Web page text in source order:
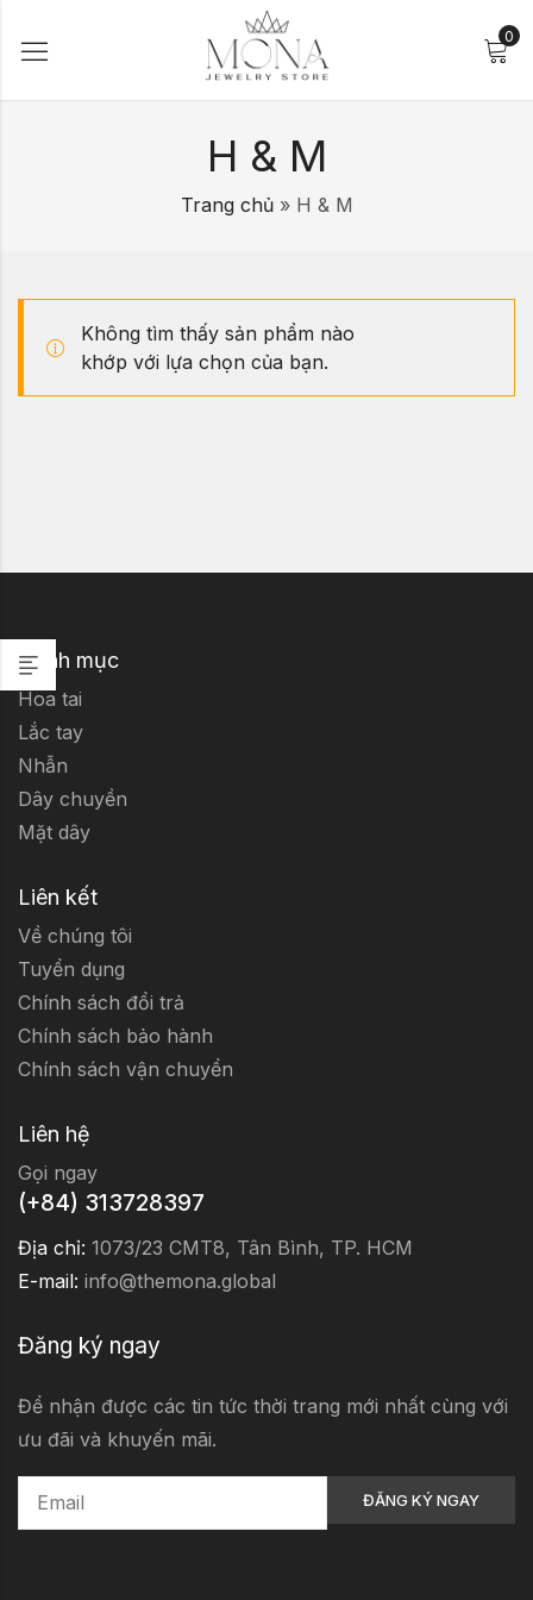
0
H & M
Trang chủ» H & M
Không tìm thấy sản phẩm nào
khớp với lựa chọn của bạn.
Danh mục
Hoa tai
Lắc tay
Nhẫn
Dây chuyền
Mặt dây
Liên kết
Về chúng tôi
Tuyển dụng
Chính sách đổi trả
Chính sách bảo hành
Chính sách vận chuyển
Liên hệ
Gọi ngay
(+84) 313728397
Địa chỉ: 1073/23 CMT8, Tân Bình, TP. HCM
E-mail: info@themona.global
Đăng ký ngay
Để nhận được các tin tức thời trang mới nhất cùng với
ưu đãi và khuyến mãi.